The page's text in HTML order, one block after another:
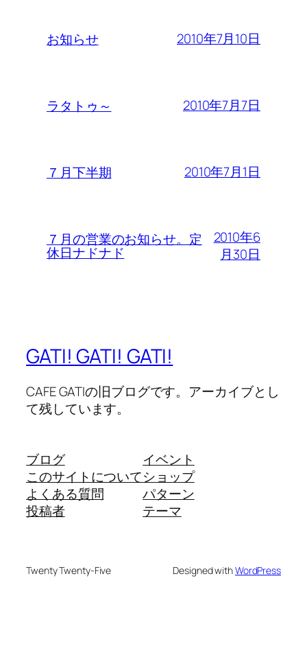
お知らせ 2010年7月10日
ラタトゥ～ 2010年7月7日
７月下半期 2010年7月1日
７月の営業のお知らせ。定
休日ナドナド
2010年6
月30日
GATI! GATI! GATI!
CAFE GATIの旧ブログです。アーカイブとし
て残しています。
ブログ
このサイトについて
よくある質問
投稿者
イベント
ショップ
パターン
テーマ
Twenty Twenty-Five Designed withWordPress